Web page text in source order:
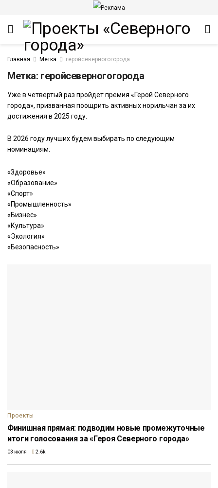
Главная Метка геройсеверногогорода
Метка: геройсеверногогорода
Уже в четвертый раз пройдет премия «Герой Северного
города», призванная поощрить активных норильчан за их
достижения в 2025 году.
В 2026 году лучших будем выбирать по следующим
номинациям:
«Здоровье»
«Образование»
«Спорт»
«Промышленность»
«Бизнес»
«Культура»
«Экология»
«Безопасность»
Проекты
Финишная прямая: подводим новые промежуточные
итоги голосования за «Героя Северного города»
03 июля 2.6k